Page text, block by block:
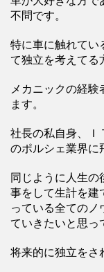
不問です。
特に車に触れてい
て独立を考えてる
メカニックの経
ます。
社長の私自身、Ｉ
のポルシェ業界に
同じように人生の
事をして生計を建
っている全てのノ
ていきたいと思っ
将来的に独立をさ